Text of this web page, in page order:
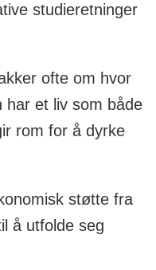
studieretninger
ofte om hvor
har et liv som både
rom for å dyrke
støtte fra
å utfolde seg